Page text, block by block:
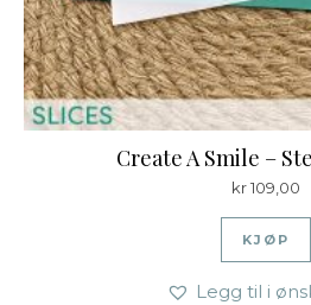
Create A Smile –
kr109,00
KJØP
Legg til i